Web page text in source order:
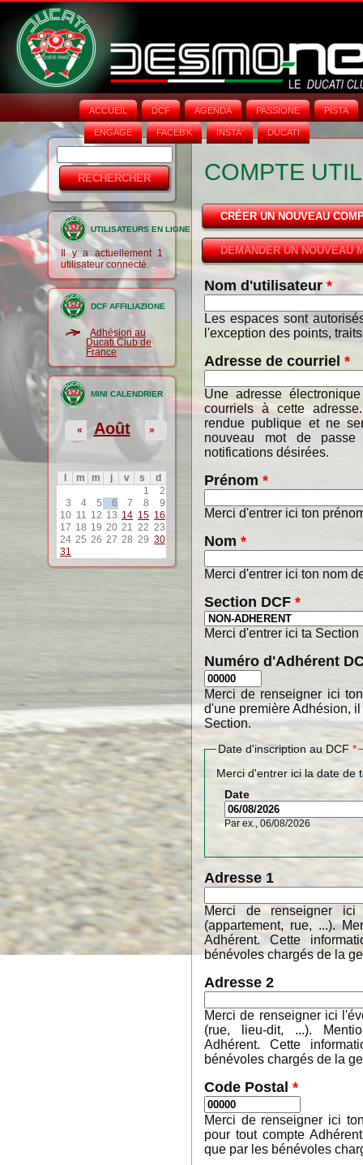
ACCUEIL DCF AGENDA PASSIONE PISTA
ENGAGE FACEB'K INSTA‘ DUCATI
Formulaire
de
recherche
UTILISATEURS EN LIGNE
Il y a actuellement 1
utilisateur connecté.
DCF AFFILIAZIONE
Adhésion au
Ducati Club de
France
MINI CALENDRIER
Août
« »
m m j v s
d
1
2
3
4 5 6 7 8
9
10 11 12 13 14 15 16
17 18 19 20 21 22 23
24 25 26 27 28 29 30
31
COMPTE
CRÉER UN NOUVEAU
DEMANDER UN NOUVEAU
Nom d'utilisateur *
Les espaces sont
l'exception des points,
Adresse de courriel *
Une adresse
courriels à cette
rendue publique et ne
nouveau mot de
notifications désirées.
Prénom *
Merci d'entrer ici ton
Nom *
Merci d'entrer ici ton nom
Section DCF *
Merci d'entrer ici ta
Numéro d'Adhérent
Merci de renseigner ici
d'une première Adhésion,
Section.
Date d'inscription au DCF *
Merci d'entrer ici la date de
Date
Par ex., 06/08/2026
Adresse 1
Merci de renseigner
(appartement, rue, ...).
Adhérent. Cette
bénévoles chargés de la
Adresse 2
Merci de renseigner ici
(rue, lieu-dit, ...).
Adhérent. Cette
bénévoles chargés de la
Code Postal *
Merci de renseigner ici
pour tout compte
que par les bénévoles